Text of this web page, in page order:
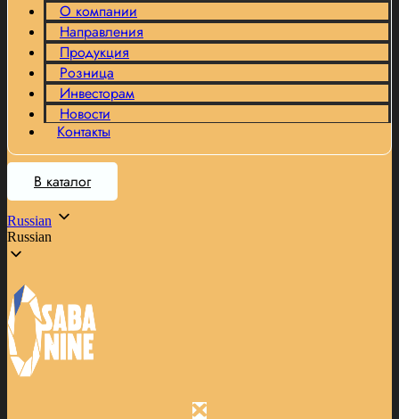
О компании
Направления
Продукция
Розница
Инвесторам
Новости
Контакты
В каталог
Russian
Russian